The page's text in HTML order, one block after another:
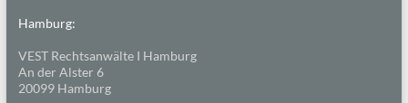
Hamburg:
VEST Rechtsanwälte I Hamburg
An der Alster 6
20099 Hamburg